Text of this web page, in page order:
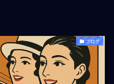
ブログ